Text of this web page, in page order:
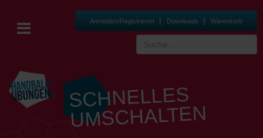
Anmelden/Registrieren | Downloads | Warenkorb
SCHNELLES
UMSCHALTEN